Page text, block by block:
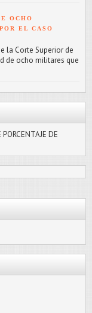
OCHO
EL CASO
la Corte Superior de
de ocho militares que
DE